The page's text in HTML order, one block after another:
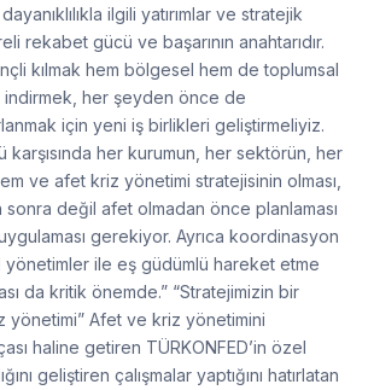
ilgili yatırımlar ve stratejik
rekabet gücü ve başarının anahtarıdır.
kılmak hem bölgesel hem de toplumsal
indirmek, her şeyden önce de
için yeni iş birlikleri geliştirmeliyiz.
karşısında her kurumun, her sektörün, her
ve afet kriz yönetimi stratejisinin olması,
değil afet olmadan önce planlaması
gerekiyor. Ayrıca koordinasyon
ile eş güdümlü hareket etme
da kritik önemde.” “Stratejimizin bir
yönetimi” Afet ve kriz yönetimini
haline getiren TÜRKONFED’in özel
geliştiren çalışmalar yaptığını hatırlatan